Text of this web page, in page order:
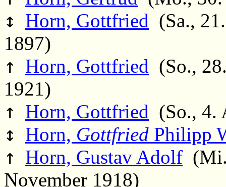
↕ Horn, Gottfried (Sa.,
1897)
↑ Horn, Gottfried (So.,
1921)
↑ Horn, Gottfried (So., 4.
↕ Horn, Gottfried Philipp
↑ Horn, Gustav Adolf
November 1918)